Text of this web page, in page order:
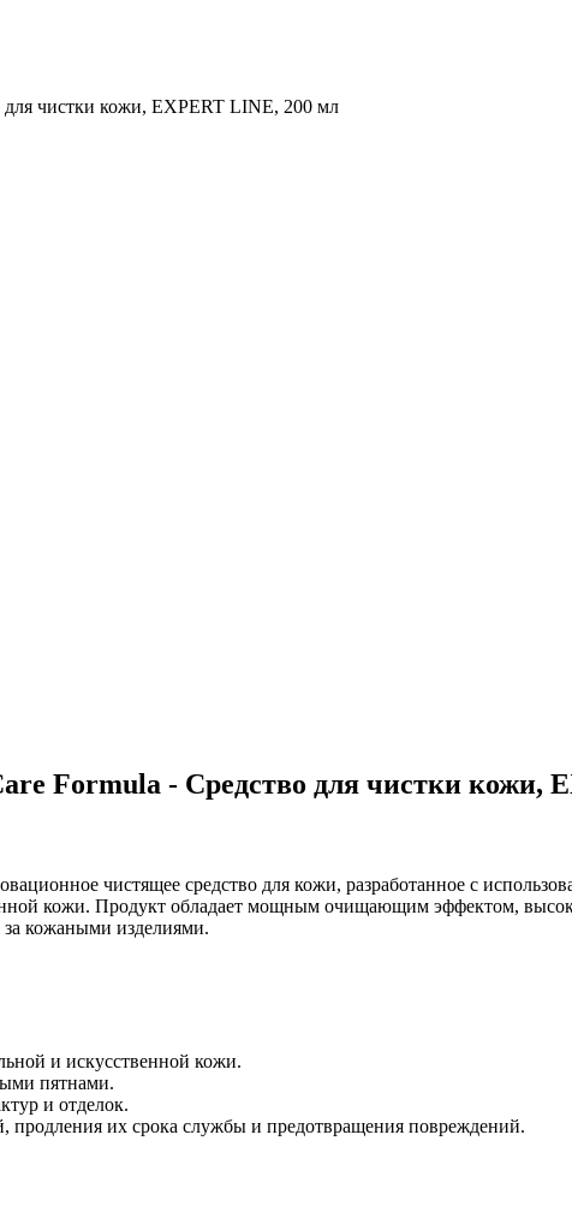
для чистки кожи, EXPERT LINE, 200 мл
Formula - Средство для чистки кожи,
чистящее средство для кожи, разработанное с
кожи. Продукт обладает мощным очищающим эффектом,
кожаными изделиями.
и искусственной кожи.
пятнами.
и отделок.
продления их срока службы и предотвращения повреждений.